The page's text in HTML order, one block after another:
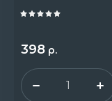
398 р.